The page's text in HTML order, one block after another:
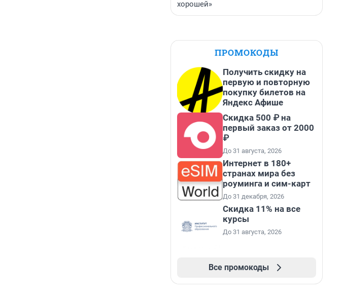
хорошей»
ПРОМОКОДЫ
Получить скидку на
первую и повторную
покупку билетов на
Яндекс Афише
Скидка 500 ₽ на
первый заказ от 2000
₽
До 31 августа, 2026
Интернет в 180+
странах мира без
роуминга и сим-карт
До 31 декабря, 2026
Скидка 11% на все
курсы
До 31 августа, 2026
Все промокоды